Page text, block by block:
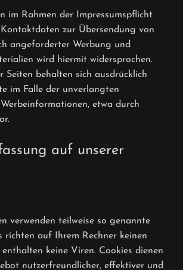
im Rahmen der Impressumspflicht
zur Übersendung von
angeforderter Werbung und
wird hiermit widersprochen.
Seiten behalten sich ausdrücklich
im Falle der unverlangten
etwa durch
auf unserer
verwenden teilweise so genannte
richten auf Ihrem Rechner keinen
enthalten keine Viren. Cookies dienen
nutzerfreundlicher, effektiver und